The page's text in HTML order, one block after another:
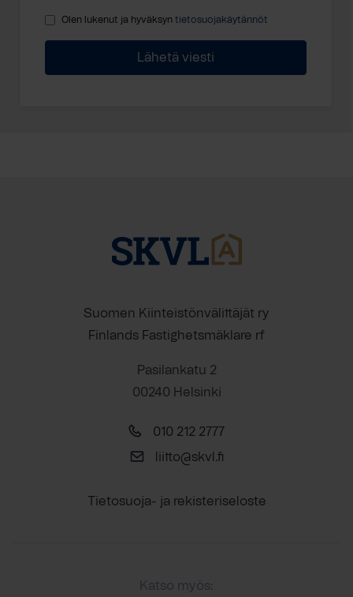
Olen lukenut ja hyväksyn tietosuojakäytännöt
Suomen Kiinteistönvälittäjät ry
Finlands Fastighetsmäklare rf
Pasilankatu 2
00240 Helsinki
010 212 2777
liitto@skvl.fi
Tietosuoja- ja rekisteriseloste
Katso myös: